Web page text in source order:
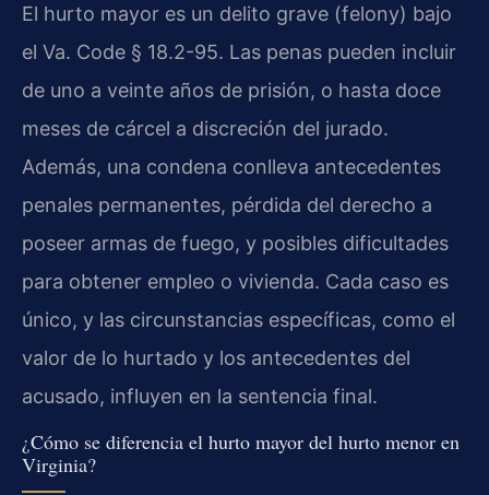
El hurto mayor es un delito grave (felony) bajo
el Va. Code § 18.2-95. Las penas pueden incluir
de uno a veinte años de prisión, o hasta doce
meses de cárcel a discreción del jurado.
Además, una condena conlleva antecedentes
penales permanentes, pérdida del derecho a
poseer armas de fuego, y posibles dificultades
para obtener empleo o vivienda. Cada caso es
único, y las circunstancias específicas, como el
valor de lo hurtado y los antecedentes del
acusado, influyen en la sentencia final.
¿Cómo se diferencia el hurto mayor del hurto menor en
Virginia?